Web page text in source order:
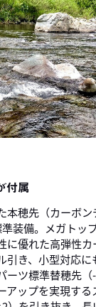
付属
本穂先（カーボ
装備。メガトッ
に優れた高弾性
引き、小型対応に
ーツ標準替穂先
アップを実現す